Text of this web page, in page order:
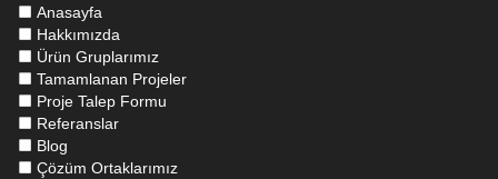
Anasayfa
Hakkımızda
Ürün Gruplarımız
Tamamlanan Projeler
Proje Talep Formu
Referanslar
Blog
Çözüm Ortaklarımız